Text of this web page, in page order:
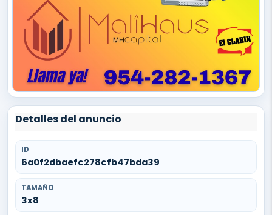
Detalles del anuncio
ID
6a0f2dbaefc278cfb47bda39
TAMAÑO
3x8